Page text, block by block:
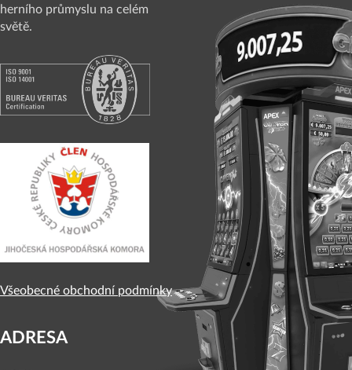
herního průmyslu na celém
světě.
Všeobecné obchodní podmínky
ADRESA